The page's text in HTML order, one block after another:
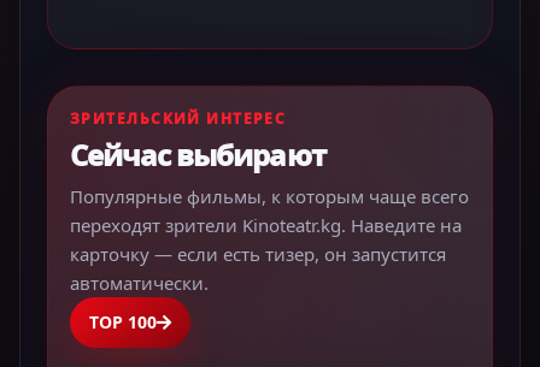
ЗРИТЕЛЬСКИЙ ИНТЕРЕС
Сейчас выбирают
Популярные фильмы, к которым чаще всего
переходят зрители Kinoteatr.kg. Наведите на
карточку — если есть тизер, он запустится
автоматически.
TOP 100